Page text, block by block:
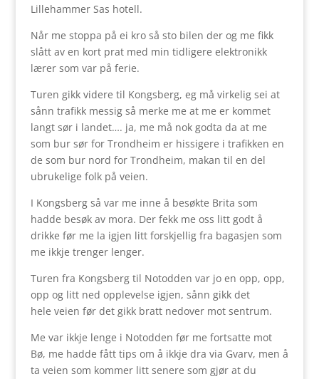
Lillehammer Sas hotell.
Når me stoppa på ei kro så sto bilen der og me fikk
slått av en kort prat med min tidligere elektronikk
lærer som var på ferie.
Turen gikk videre til Kongsberg, eg må virkelig sei at
sånn trafikk messig så merke me at me er kommet
langt sør i landet…. ja, me må nok godta da at me
som bur sør for Trondheim er hissigere i trafikken en
de som bur nord for Trondheim, makan til en del
ubrukelige folk på veien.
I Kongsberg så var me inne å besøkte Brita som
hadde besøk av mora. Der fekk me oss litt godt å
drikke før me la igjen litt forskjellig fra bagasjen som
me ikkje trenger lenger.
Turen fra Kongsberg til Notodden var jo en opp, opp,
opp og litt ned opplevelse igjen, sånn gikk det
hele veien før det gikk bratt nedover mot sentrum.
Me var ikkje lenge i Notodden før me fortsatte mot
Bø, me hadde fått tips om å ikkje dra via Gvarv, men å
ta veien som kommer litt senere som gjør at du